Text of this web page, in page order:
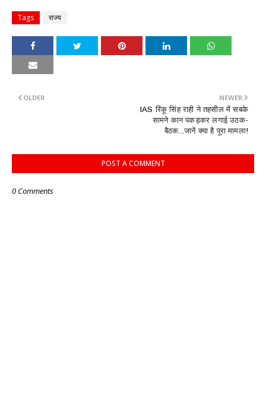
Tags राज्य
NEWER
IAS रिंकू सिंह राही ने तहसील में सबके
सामने कान पकड़कर लगाई उठक-
बैठक...जानें क्या है पूरा मामला!
OLDER
POST A COMMENT
0 Comments